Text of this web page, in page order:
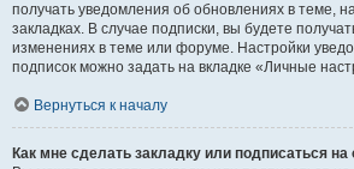
получать уведомления об обновлениях в теме,
закладках. В случае подписки, вы будете
изменениях в теме или форуме. Настройки
подписок можно задать на вкладке «Личные
Вернуться к началу
Как мне сделать закладку или подписаться